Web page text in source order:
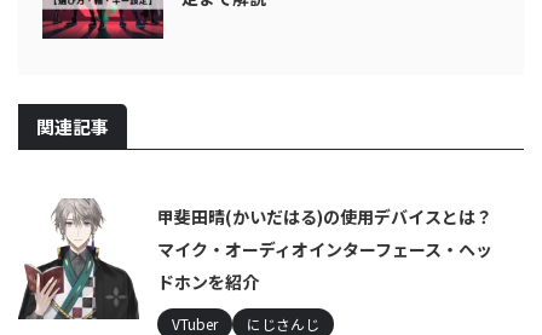
関連記事
甲斐田晴(かいだはる)の使用デバイスとは？
マイク・オーディオインターフェース・ヘッ
ドホンを紹介
VTuber にじさんじ